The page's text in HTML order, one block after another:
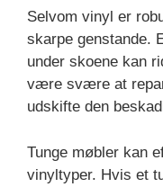
Selvom vinyl er
skarpe genstande.
under skoene kan
være svære at
udskifte den
Tunge møbler kan
vinyltyper. Hvis et